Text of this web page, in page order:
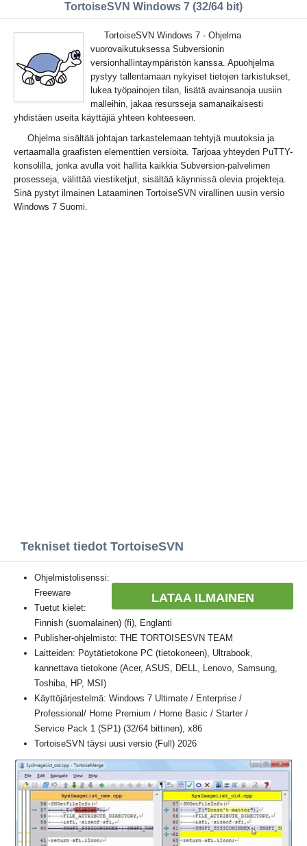
TortoiseSVN Windows 7 (32/64 bit)
TortoiseSVN Windows 7 - Ohjelma
vuorovaikutuksessa Subversionin
versionhallintaympäristön kanssa. Apuohjelma
pystyy tallentamaan nykyiset tietojen tarkistukset,
lukea työpainojen tilan, lisätä avainsanoja uusiin
malleihin, jakaa resursseja samanaikaisesti
yhdistäen useita käyttäjiä yhteen kohteeseen.
Ohjelma sisältää johtajan tarkastelemaan tehtyjä muutoksia ja
vertaamalla graafisten elementtien versioita. Tarjoaa yhteyden PuTTY-
konsolilla, jonka avulla voit hallita kaikkia Subversion-palvelimen
prosesseja, välittää viestiketjut, sisältää käynnissä olevia projekteja.
Sinä pystyt ilmainen Lataaminen TortoiseSVN virallinen uusin versio
Windows 7 Suomi.
Tekniset tiedot TortoiseSVN
LATAA ILMAINEN
Ohjelmistolisenssi:
Freeware
Tuetut kielet:
Finnish (suomalainen) (fi), Englanti
Publisher-ohjelmisto: THE TORTOISESVN TEAM
Laitteiden: Pöytätietokone PC (tietokoneen), Ultrabook,
kannettava tietokone (Acer, ASUS, DELL, Lenovo, Samsung,
Toshiba, HP, MSI)
Käyttöjärjestelmä: Windows 7 Ultimate / Enterprise /
Professional/ Home Premium / Home Basic / Starter /
Service Pack 1 (SP1) (32/64 bittinen), x86
TortoiseSVN täysi uusi versio (Full) 2026